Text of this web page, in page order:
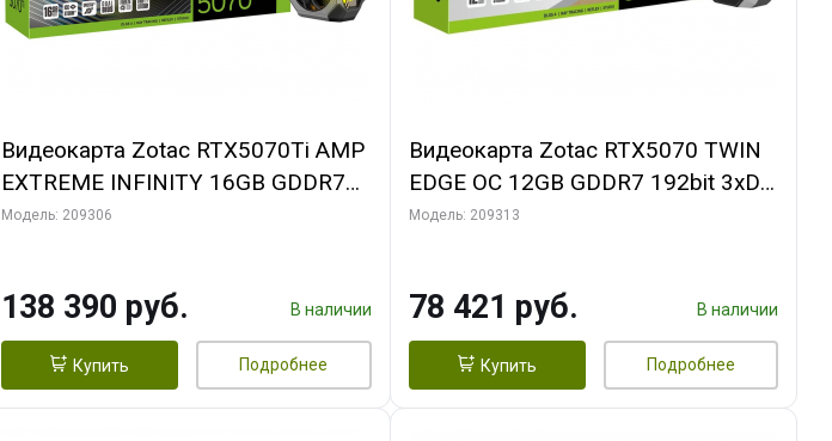
Видеокарта Zotac RTX5070Ti AMP
EXTREME INFINITY 16GB GDDR7
256it 3xDP HDMI 3FAN PREMIUM
Модель: 209306
138 390 руб. В наличии
Купить Подробнее
Видеокарта Zotac RTX5070 TWIN
EDGE OC 12GB GDDR7 192bit 3xDP
HDMI 2FAN PREMIUM PACK
Модель: 209313
78 421 руб. В наличии
Купить Подробнее